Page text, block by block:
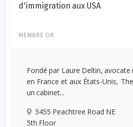
d'immigration aux USA
MEMBRE OR
Fondé par Laure Deltin,
en France et aux États-Unis,
un cabinet...
3455 Peachtree Road NE
5th Floor